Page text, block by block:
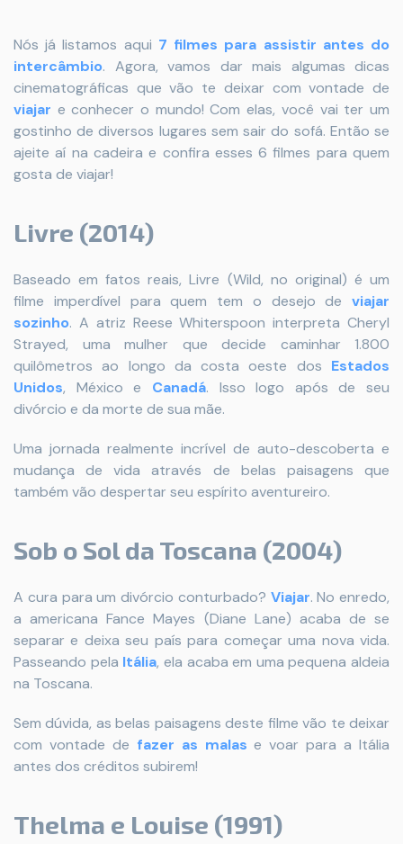
Nós já listamos aqui 7 filmes para assistir antes do
intercâmbio. Agora, vamos dar mais algumas dicas
cinematográficas que vão te deixar com vontade de
viajar e conhecer o mundo! Com elas, você vai ter um
gostinho de diversos lugares sem sair do sofá. Então se
ajeite aí na cadeira e confira esses 6 filmes para quem
gosta de viajar!
Livre (2014)
Baseado em fatos reais, Livre (Wild, no original) é um
filme imperdível para quem tem o desejo de viajar
sozinho. A atriz Reese Whiterspoon interpreta Cheryl
Strayed, uma mulher que decide caminhar 1.800
quilômetros ao longo da costa oeste dos Estados
Unidos, México e Canadá. Isso logo após de seu
divórcio e da morte de sua mãe.
Uma jornada realmente incrível de auto-descoberta e
mudança de vida através de belas paisagens que
também vão despertar seu espírito aventureiro.
Sob o Sol da Toscana (2004)
A cura para um divórcio conturbado? Viajar. No enredo,
a americana Fance Mayes (Diane Lane) acaba de se
separar e deixa seu país para começar uma nova vida.
Passeando pela Itália, ela acaba em uma pequena aldeia
na Toscana.
Sem dúvida, as belas paisagens deste filme vão te deixar
com vontade de fazer as malas e voar para a Itália
antes dos créditos subirem!
Thelma e Louise (1991)